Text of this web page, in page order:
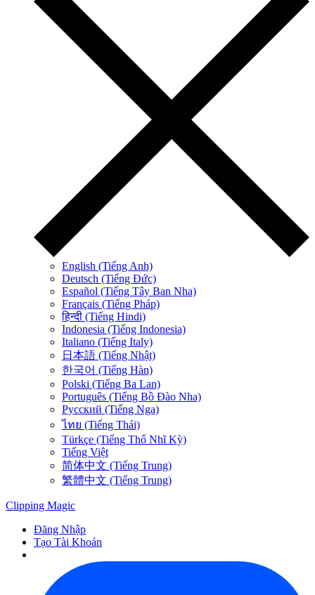
English (Tiếng Anh)
Deutsch (Tiếng Đức)
Español (Tiếng Tây Ban Nha)
Français (Tiếng Pháp)
हिन्दी (Tiếng Hindi)
Indonesia (Tiếng Indonesia)
Italiano (Tiếng Italy)
日本語 (Tiếng Nhật)
한국어 (Tiếng Hàn)
Polski (Tiếng Ba Lan)
Português (Tiếng Bồ Đào Nha)
Русский (Tiếng Nga)
ไทย (Tiếng Thái)
Türkçe (Tiếng Thổ Nhĩ Kỳ)
Tiếng Việt
简体中文 (Tiếng Trung)
繁體中文 (Tiếng Trung)
Clipping Magic
Đăng Nhập
Tạo Tài Khoản